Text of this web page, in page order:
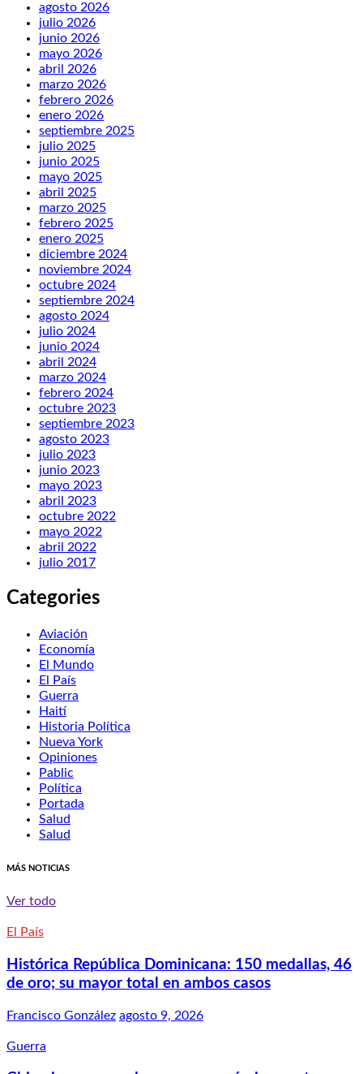
agosto 2026
julio 2026
junio 2026
mayo 2026
abril 2026
marzo 2026
febrero 2026
enero 2026
septiembre 2025
julio 2025
junio 2025
mayo 2025
abril 2025
marzo 2025
febrero 2025
enero 2025
diciembre 2024
noviembre 2024
octubre 2024
septiembre 2024
agosto 2024
julio 2024
junio 2024
abril 2024
marzo 2024
febrero 2024
octubre 2023
septiembre 2023
agosto 2023
julio 2023
junio 2023
mayo 2023
abril 2023
octubre 2022
mayo 2022
abril 2022
julio 2017
Categories
Aviación
Economía
El Mundo
El País
Guerra
Haití
Historia Política
Nueva York
Opiniones
Pablic
Política
Portada
Salud
Salud
MÁS NOTICIAS
Ver todo
El País
Histórica República Dominicana: 150 medallas, 46
de oro; su mayor total en ambos casos
Francisco González agosto 9, 2026
Guerra